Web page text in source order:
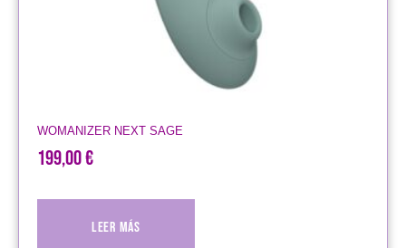
WOMANIZER NEXT SAGE
199,00€
Leer más